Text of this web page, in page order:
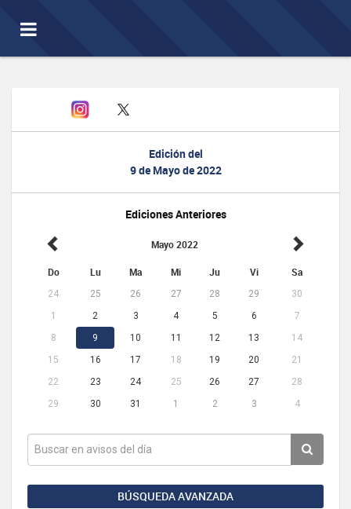
Toggle
navigation
Edición del
9 de Mayo de 2022
Ediciones Anteriores
Mayo 2022
Do Lu Ma Mi Ju Vi Sa
24 25 26 27 28 29
30
1
2 3 4 5 6
7
8
9 10 11 12 13
14
15
16 17 18 19 20
21
22
23 24 25 26 27
28
29
30 31 1 2 3 4
BÚSQUEDA AVANZADA